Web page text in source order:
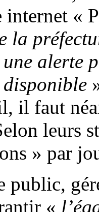
internet «
la
alerte
disponible
il faut
leurs
» par
public,
«